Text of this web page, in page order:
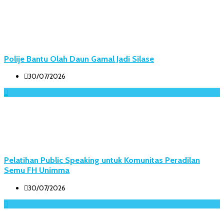
Polije Bantu Olah Daun Gamal Jadi Silase
30/07/2026
Pelatihan Public Speaking untuk Komunitas Peradilan
Semu FH Unimma
30/07/2026